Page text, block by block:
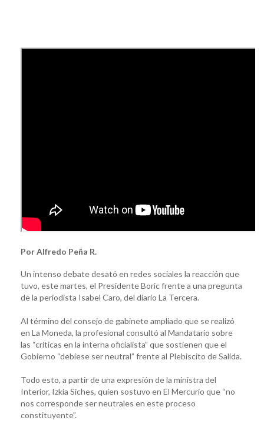
Por Alfredo Peña R.
Un intenso debate desató en redes sociales la reacción que
tuvo, este martes, el Presidente Boric frente a una pregunta
de la periodista Isabel Caro, del diario La Tercera.
Al término del consejo de gabinete ampliado que se realizó
en La Moneda, la profesional consultó al Mandatario sobre
las “críticas en la interna oficialista” que sostienen que el
Gobierno “debiese ser neutral” frente al Plebiscito de Salida.
Todo esto, a partir de una expresión de la ministra del
Interior, Izkia Siches, quien sostuvo en El Mercurio que “no
nos corresponde ser neutrales en este proceso
constituyente”.